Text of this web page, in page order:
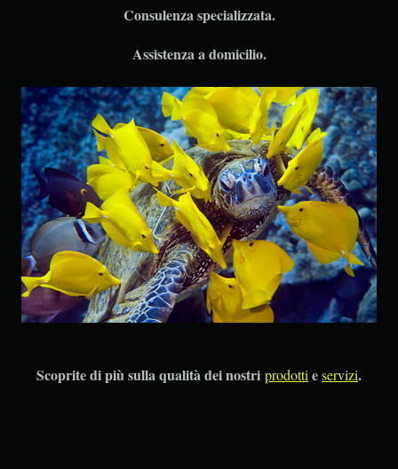
Consulenza specializzata.
Assistenza a domicilio.
Scoprite di più sulla qualità dei nostri prodotti eservizi.